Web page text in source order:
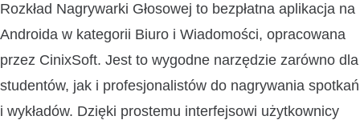
Rozkład Nagrywarki Głosowej to bezpłatna aplikacja na
Androida w kategorii Biuro i Wiadomości, opracowana
przez CinixSoft. Jest to wygodne narzędzie zarówno dla
studentów, jak i profesjonalistów do nagrywania spotkań
i wykładów. Dzięki prostemu interfejsowi użytkownicy